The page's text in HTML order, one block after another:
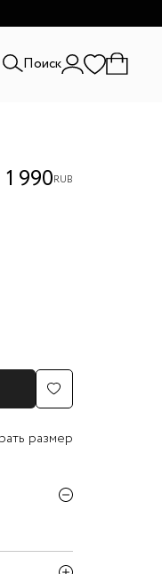
Поиск
1 990RUB
размер